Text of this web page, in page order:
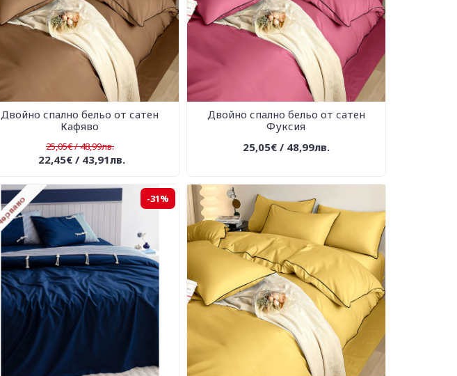
Двойно спално бельо от сатен
Кафяво
25,05€ / 48,99лв.
22,45€ / 43,91лв.
Двойно спално бельо от сатен
Фуксия
25,05€ / 48,99лв.
-31%